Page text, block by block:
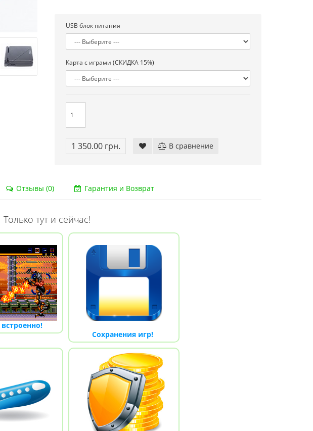
USB блок питания
Карта с играми (СКИДКА 15%)
1 350.00 грн. В сравнение
Отзывы (0) Гарантия и Возврат
Только тут и сейчас!
Сохранения игр!